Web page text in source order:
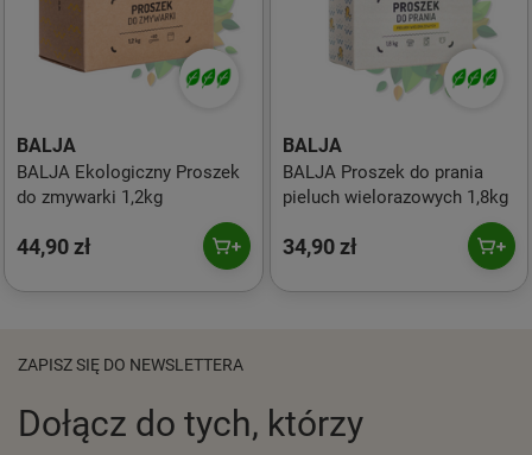
BALJA
BALJA Ekologiczny Proszek
do zmywarki 1,2kg
44,90 zł
BALJA
BALJA Proszek do prania
pieluch wielorazowych 1,8kg
34,90 zł
ZAPISZ SIĘ DO NEWSLETTERA
Dołącz do tych, którzy